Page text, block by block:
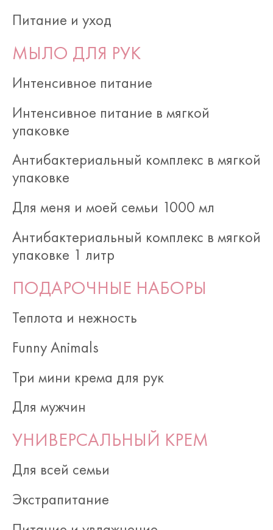
Питание и уход
МЫЛО ДЛЯ РУК
Интенсивное питание
Интенсивное питание в мягкой
упаковке
Антибактериальный комплекс в мягкой
упаковке
Для меня и моей семьи 1000 мл
Антибактериальный комплекс в мягкой
упаковке 1 литр
ПОДАРОЧНЫЕ НАБОРЫ
Теплота и нежность
Funny Animals
Три мини крема для рук
Для мужчин
УНИВЕРСАЛЬНЫЙ КРЕМ
Для всей семьи
Экстрапитание